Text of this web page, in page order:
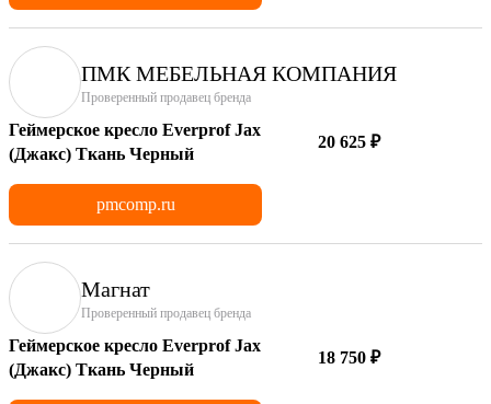
ПМК МЕБЕЛЬНАЯ КОМПАНИЯ
Проверенный продавец бренда
Геймерское кресло Everprof Jax
(Джакс) Ткань Черный
20 625 ₽
pmcomp.ru
Магнат
Проверенный продавец бренда
Геймерское кресло Everprof Jax
(Джакс) Ткань Черный
18 750 ₽